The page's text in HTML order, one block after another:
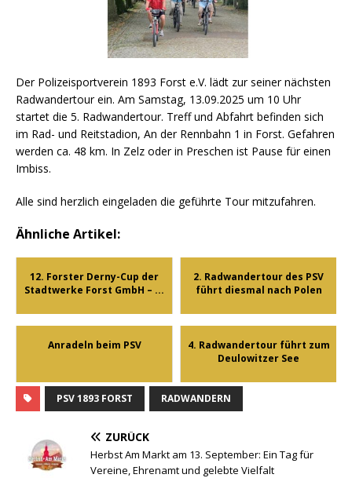
Der Polizeisportverein 1893 Forst e.V. lädt zur seiner nächsten
Radwandertour ein. Am Samstag, 13.09.2025 um 10 Uhr
startet die 5. Radwandertour. Treff und Abfahrt befinden sich
im Rad- und Reitstadion, An der Rennbahn 1 in Forst. Gefahren
werden ca. 48 km. In Zelz oder in Preschen ist Pause für einen
Imbiss.
Alle sind herzlich eingeladen die geführte Tour mitzufahren.
Ähnliche Artikel:
12. Forster Derny-Cup der
Stadtwerke Forst GmbH – ...
2. Radwandertour des PSV
führt diesmal nach Polen
Anradeln beim PSV
4. Radwandertour führt zum
Deulowitzer See
PSV 1893 FORST RADWANDERN
ZURÜCK
Herbst Am Markt am 13. September: Ein Tag für
Vereine, Ehrenamt und gelebte Vielfalt